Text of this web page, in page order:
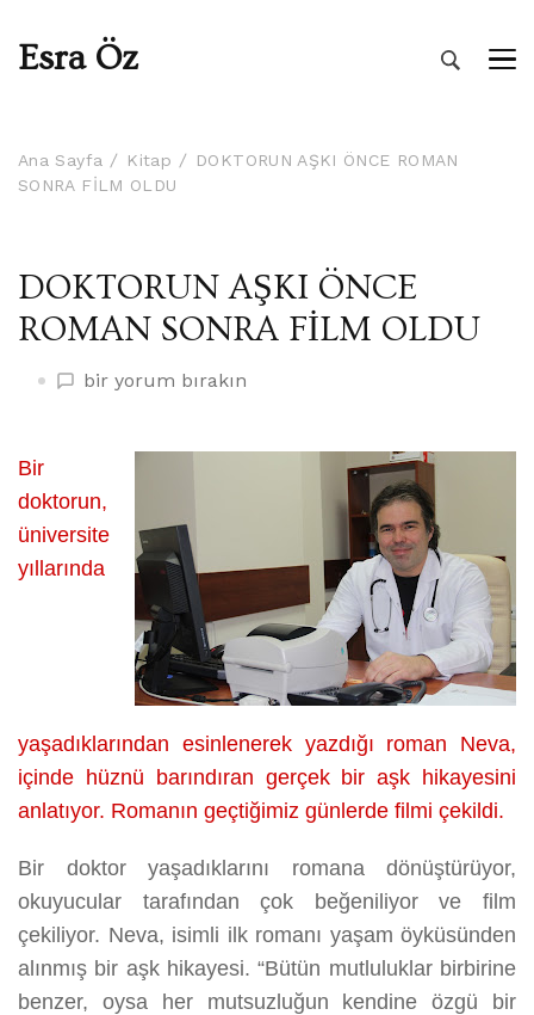
Esra Öz
Ana Sayfa Kitap
DOKTORUN AŞKI ÖNCE ROMAN
SONRA FİLM OLDU
DOKTORUN AŞKI ÖNCE
ROMAN SONRA FİLM OLDU
DOKTORUN
SONRA
FİLM
üzerine
bir yorum bırakın
Bir
doktorun,
üniversite
yıllarında
yaşadıklarından esinlenerek yazdığı roman Neva,
içinde hüznü barındıran gerçek bir aşk hikayesini
anlatıyor. Romanın geçtiğimiz günlerde filmi çekildi.
Bir doktor yaşadıklarını romana dönüştürüyor,
okuyucular tarafından çok beğeniliyor ve film
çekiliyor. Neva, isimli ilk romanı yaşam öyküsünden
alınmış bir aşk hikayesi. “Bütün mutluluklar birbirine
benzer, oysa her mutsuzluğun kendine özgü bir